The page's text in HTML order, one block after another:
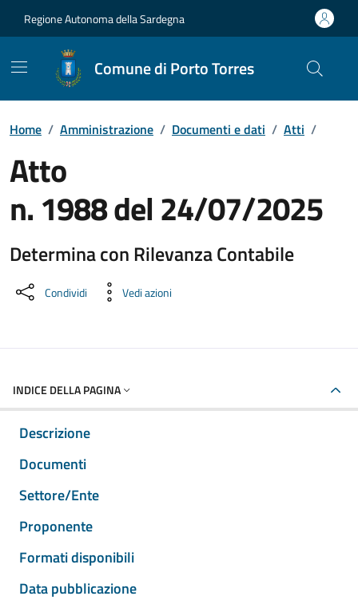
Regione Autonoma della Sardegna
Comune di Porto Torres
Home / Amministrazione / Documenti e dati / Atti /
Atto
n. 1988 del 24/07/2025
Determina con Rilevanza Contabile
Dettaglio del documento
Condividi Vedi azioni
INDICE DELLA PAGINA
Descrizione
Documenti
Settore/Ente
Proponente
Formati disponibili
Data pubblicazione